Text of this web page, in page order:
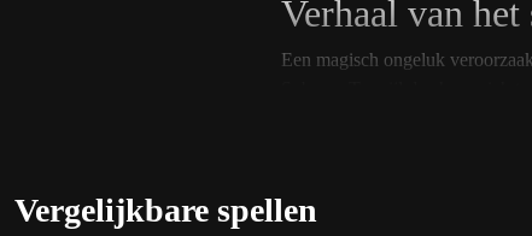
Verhaal van het
Een magisch ongeluk
voorkomen dat kwade krachten
vaardigheden van de speler
Vergelijkbare spellen